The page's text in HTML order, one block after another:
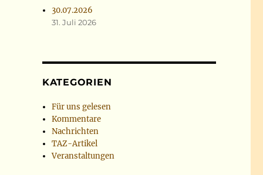
30.07.2026
31. Juli 2026
KATEGORIEN
Für uns gelesen
Kommentare
Nachrichten
TAZ-Artikel
Veranstaltungen